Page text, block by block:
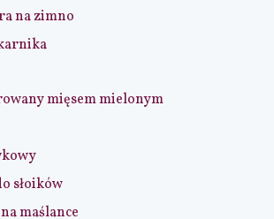
na zimno
mięsem mielonym
słoików
maślance